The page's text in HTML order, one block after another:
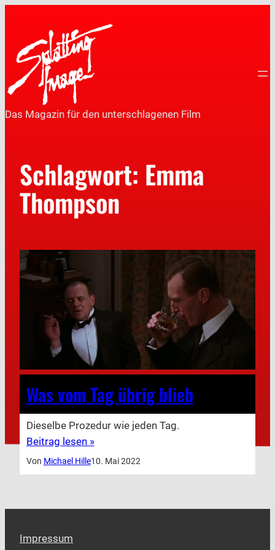
Das Magazin für den unterschlagenen Film
Schlagwort: Emma
Thompson
Was vom Tag übrig blieb
Dieselbe Prozedur wie jeden Tag.
Beitrag lesen »
Von Michael Hille10. Mai 2022
Impressum